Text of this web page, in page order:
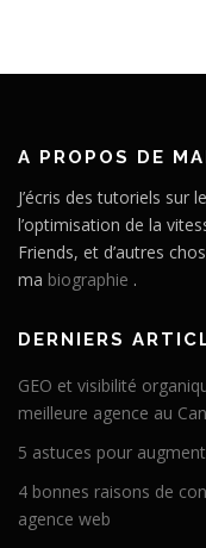
A PROPOS DE
J’écris des tutoriels sur
l’optimisation de la
Friends, et d’autres
ma biographie .
DERNIERS
GEO et visibilité
meilleure agence au
5 astuces pour
4 bonnes raisons de
agence web